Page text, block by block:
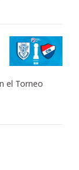
el Torneo